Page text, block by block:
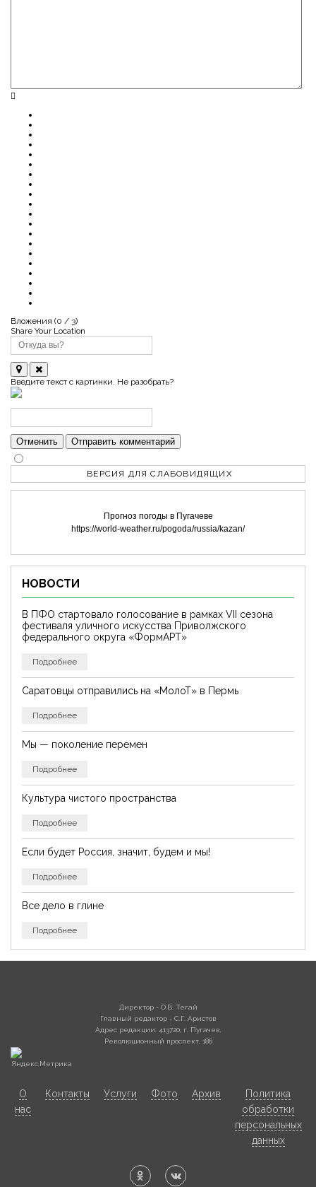
ВЕРСИЯ ДЛЯ СЛАБОВИДЯЩИХ
Прогноз погоды в Пугачеве
https://world-weather.ru/pogoda/russia/kazan/
НОВОСТИ
В ПФО стартовало голосование в рамках VII сезона
фестиваля уличного искусства Приволжского
федерального округа «ФормАРТ»
Подробнее
Саратовцы отправились на «МолоТ» в Пермь
Подробнее
Мы — поколение перемен
Подробнее
Культура чистого пространства
Подробнее
Если будет Россия, значит, будем и мы!
Подробнее
Все дело в глине
Подробнее
Вложения (0 / 3)
Share Your Location
Введите текст с картинки. Не разобрать?
Отменить Отправить комментарий
Директор - О.В. Тегай
Главный редактор - С.Г. Аристов
Адрес редакции: 413720, г. Пугачев,
Революционный проспект, 186
О
нас
Контакты Услуги Фото Архив
Политика
обработки
персональных
данных